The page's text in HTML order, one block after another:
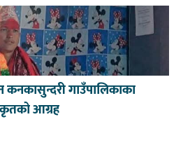
गाउँपालिकाका
आग्रह